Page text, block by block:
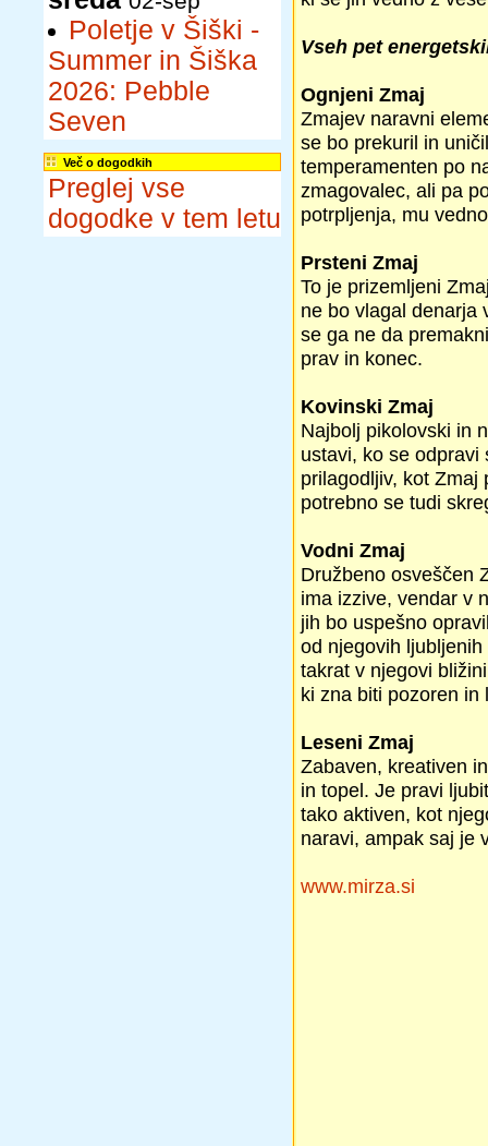
Poletje v Šiški -
Summer in Šiška
2026: Pebble
Seven
Več o dogodkih
Preglej vse
dogodke v tem letu
Vseh pet
Ognjeni Zmaj
Zmajev naravni
se bo prekuril in
temperamenten po
zmagovalec, ali pa
potrpljenja, mu
Prsteni Zmaj
To je prizemljeni
ne bo vlagal denarja
se ga ne da
prav in konec.
Kovinski Zmaj
Najbolj pikolovski in
ustavi, ko se
prilagodljiv, kot Zmaj
potrebno se tudi
Vodni Zmaj
Družbeno osveščen
ima izzive, vendar v
jih bo uspešno
od njegovih
takrat v njegovi
ki zna biti pozoren
Leseni Zmaj
Zabaven, kreativen
in topel. Je pravi
tako aktiven, kot
naravi, ampak saj je
www.mirza.si